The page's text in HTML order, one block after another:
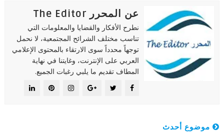
عن المحرر The Editor
نطرح الأفكار والقضايا والمعلومات التي
تناسب مختلف الشرائح المجتمعية، لا نحمل
توجهاً محدداً سوى الارتقاء بالمحتوى الإعلامي
العربي على الإنترنت، وغايتنا في نهاية
المطاف تقديم ما يلبي رغبات الجميع.
موضوع أحدث